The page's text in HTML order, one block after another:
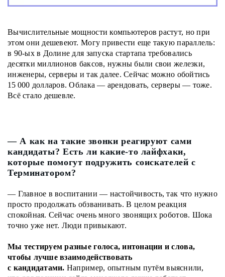
Вычислительные мощности компьютеров растут, но при
этом они дешевеют. Могу привести еще такую параллель:
в 90-ых в Долине для запуска стартапа требовались
десятки миллионов баксов, нужны были свои железки,
инженеры, серверы и так далее. Сейчас можно обойтись
15 000 долларов. Облака — арендовать, серверы — тоже.
Всё стало дешевле.
— А как на такие звонки реагируют сами
кандидаты? Есть ли какие-то лайфхаки,
которые помогут подружить соискателей с
Терминатором?
— Главное в воспитании — настойчивость, так что нужно
просто продолжать обзванивать. В целом реакция
спокойная. Сейчас очень много звонящих роботов. Шока
точно уже нет. Люди привыкают.
Мы тестируем разные голоса, интонации и слова,
чтобы лучше взаимодействовать
с кандидатами. Например, опытным путём выяснили,